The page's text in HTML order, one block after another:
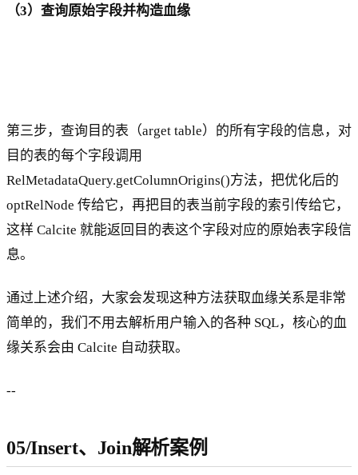
（3）查询原始字段并构造血缘
第三步，查询目的表（arget table）的所有字段的信息，对
目的表的每个字段调用
RelMetadataQuery.getColumnOrigins()方法，把优化后的
optRelNode 传给它，再把目的表当前字段的索引传给它，
这样 Calcite 就能返回目的表这个字段对应的原始表字段信
息。
通过上述介绍，大家会发现这种方法获取血缘关系是非常
简单的，我们不用去解析用户输入的各种 SQL，核心的血
缘关系会由 Calcite 自动获取。
--
05/Insert、Join解析案例